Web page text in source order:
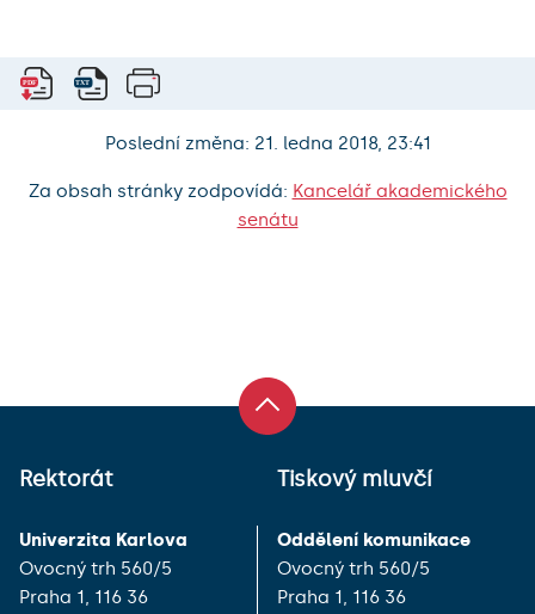
Poslední změna: 21. ledna 2018, 23:41
Za obsah stránky zodpovídá: Kancelář akademického
senátu
Rektorát
Univerzita Karlova
Ovocný trh 560/5
Praha 1, 116 36
Tiskový mluvčí
Oddělení komunikace
Ovocný trh 560/5
Praha 1, 116 36